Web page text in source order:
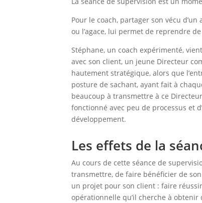
Pour le coach, partager son vécu
ou l’agace, lui permet de reprendre
Stéphane, un coach expérimenté,
avec son client, un jeune Directeur
hautement stratégique, alors que
posture de sachant, ayant fait à
beaucoup à transmettre à ce
fonctionné avec peu de processus et
développement.
Les effets de la
Au cours de cette séance de
transmettre, de faire bénéficier de
un projet pour son client : faire
opérationnelle qu’il cherche à